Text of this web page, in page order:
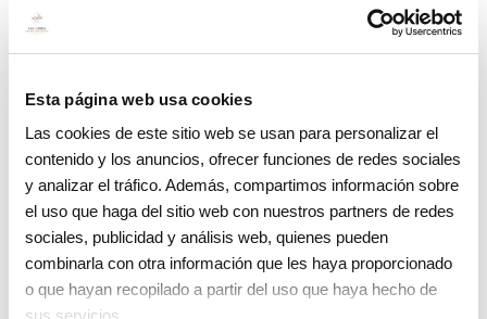
Esta página web usa cookies
Las cookies de este sitio web se usan para personalizar el
contenido y los anuncios, ofrecer funciones de redes sociales
y analizar el tráfico. Además, compartimos información sobre
el uso que haga del sitio web con nuestros partners de redes
sociales, publicidad y análisis web, quienes pueden
combinarla con otra información que les haya proporcionado
o que hayan recopilado a partir del uso que haya hecho de
sus servicios.
progresivamente, lo que provocará que las
para la acumulación de sarro.
Con el paso del tiempo, esta acumulación
de sarro dará como resultado el
aflojamiento de los dientes debido a que la
estructura del soporte de los dientes irá
empeorando su condición.